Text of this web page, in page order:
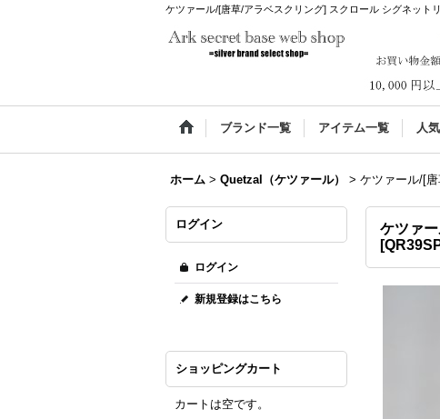
ケツァール/[唐草/アラベスクリング] スクロール シグネッ
ブランド一覧 アイテム一覧 人
ホーム > Quetzal（ケツァール） > ケツァール/[
ログイン
ログイン
新規登録はこちら
ショッピングカート
カートは空です。
ケツァ
[